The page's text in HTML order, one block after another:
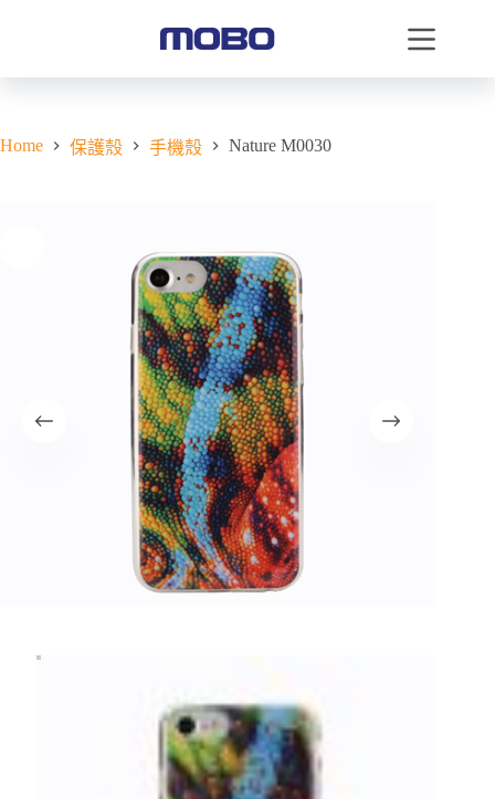
Home 保護殼 手機殼 Nature M0030